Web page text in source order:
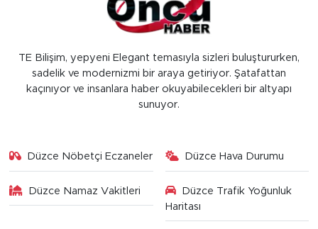
TE Bilişim, yepyeni Elegant temasıyla sizleri buluştururken,
sadelik ve modernizmi bir araya getiriyor. Şatafattan
kaçınıyor ve insanlara haber okuyabilecekleri bir altyapı
sunuyor.
Düzce Nöbetçi Eczaneler Düzce Hava Durumu
Düzce Namaz Vakitleri
Düzce Trafik Yoğunluk
Haritası